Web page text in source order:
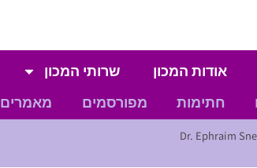
אודות המכון שרותי המכון
חתימות מפורסמים מאמרים
Dr. Ephraim